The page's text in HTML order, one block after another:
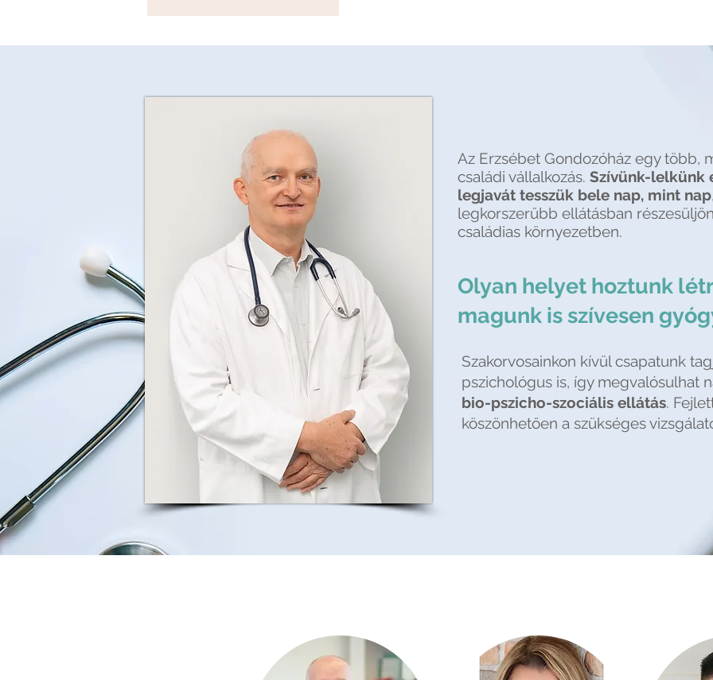
Az Erzsébet Gondozóház egy több,
családi vállalkozás. Szívünk-lelkünk
legjavát tesszük bele nap, mint nap
legkorszerűbb ellátásban
családias környezetben.
Olyan helyet hoztunk
magunk is szívesen
Szakorvosainkon kívül csapatunk
pszichológus is, így megvalósulhat
bio-pszicho-szociális ellátás.
köszönhetően a szükséges